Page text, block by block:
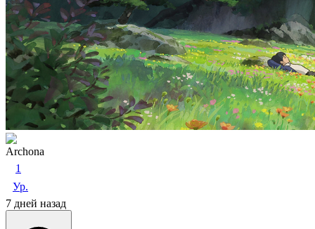
Archona
1
Ур.
7 дней назад